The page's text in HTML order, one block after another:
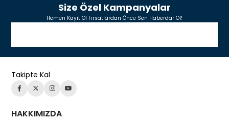
Size Özel Kampanyalar
Hemen Kayıt Ol Fırsatlardan Önce Sen Haberdar Ol!
Takipte Kal
HAKKIMIZDA